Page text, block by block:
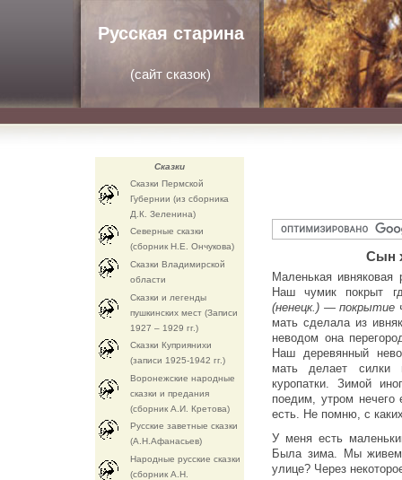
Русская старина
(сайт сказок)
Сын
Маленькая
Наш чумик покрыт
(ненецк.) — покрытие
мать сделала из
неводом она
Наш деревянный
мать делает
куропатки. Зимой
поедим, утром
есть. Не помню, с
У меня есть
Была зима. Мы
улице? Через
Сказки
Сказки Пермской
Губернии (из сборника
Д.К. Зеленина)
Северные сказки
(сборник Н.Е. Ончукова)
Сказки Владимирской
области
Сказки и легенды
пушкинских мест (Записи
1927 – 1929 гг.)
Сказки Куприянихи
(записи 1925-1942 гг.)
Воронежские народные
сказки и предания
(сборник А.И. Кретова)
Русские заветные сказки
(А.Н.Афанасьев)
Народные русские сказки
(сборник А.Н.